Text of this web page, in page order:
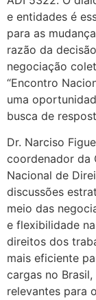
e entidades é
para as
razão da
negociação
“Encontro
uma
busca de
Dr. Narciso
coordenador da
Nacional de
discussões
meio das
e flexibilidade
direitos dos
mais eficiente
cargas no
relevantes para